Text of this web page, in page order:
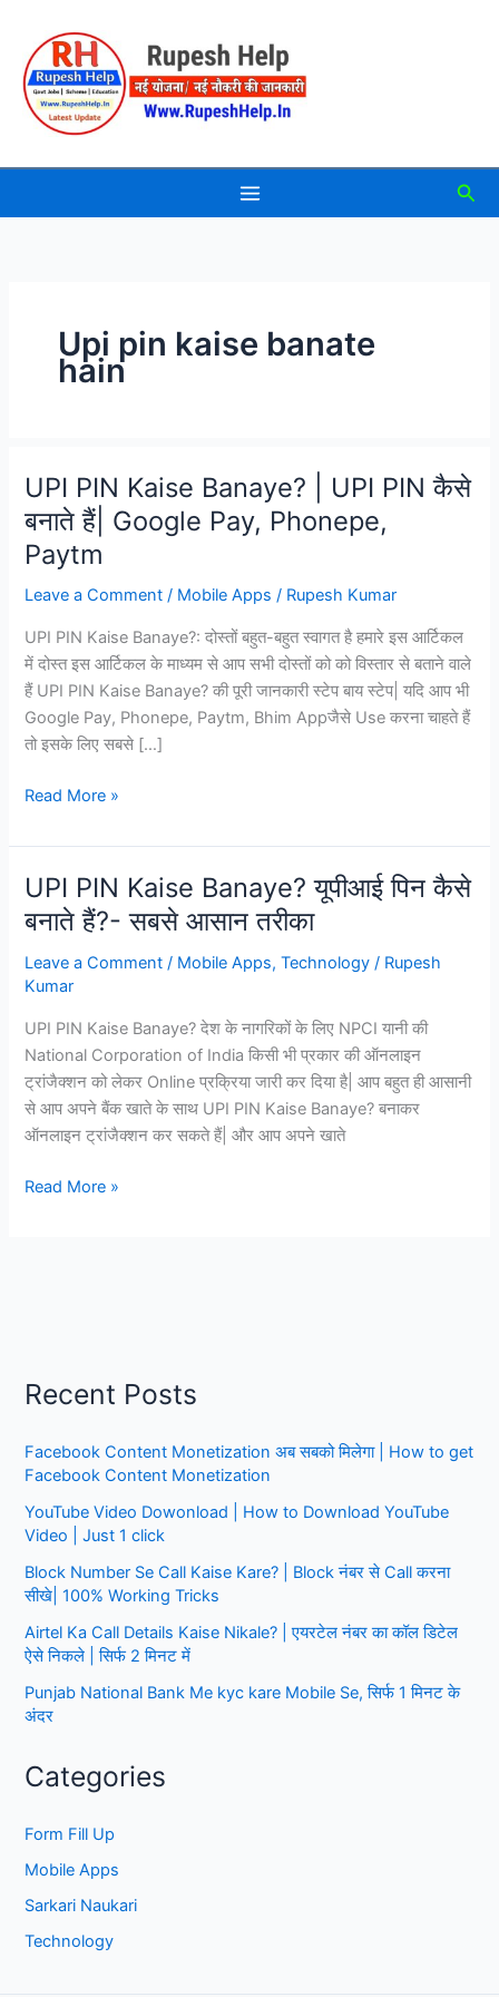
content
Upi pin kaise banate
hain
UPI PIN Kaise Banaye? | UPI PIN कैसे
बनाते हैं| Google Pay, Phonepe,
Paytm
Leave a Comment / Mobile Apps / Rupesh Kumar
UPI PIN Kaise Banaye?: दोस्तों बहुत-बहुत स्वागत है हमारे इस आर्टिकल
में दोस्त इस आर्टिकल के माध्यम से आप सभी दोस्तों को को विस्तार से बताने वाले
हैं UPI PIN Kaise Banaye? की पूरी जानकारी स्टेप बाय स्टेप| यदि आप भी
Google Pay, Phonepe, Paytm, Bhim Appजैसे Use करना चाहते हैं
तो इसके लिए सबसे […]
UPI
Kaise
Banaye?
|
UPI
PIN
कैसे
हैं|
Google
Pay,
Phonepe,
Paytm
Read More »
UPI PIN Kaise Banaye? यूपीआई पिन कैसे
बनाते हैं?- सबसे आसान तरीका
Leave a Comment / Mobile Apps,Technology / Rupesh
Kumar
UPI PIN Kaise Banaye? देश के नागरिकों के लिए NPCI यानी की
National Corporation of India किसी भी प्रकार की ऑनलाइन
ट्रांजैक्शन को लेकर Online प्रक्रिया जारी कर दिया है| आप बहुत ही आसानी
से आप अपने बैंक खाते के साथ UPI PIN Kaise Banaye? बनाकर
ऑनलाइन ट्रांजैक्शन कर सकते हैं| और आप अपने खाते
UPI
हैं?
सबसे
आसान
तरीका
Read More »
Recent Posts
Facebook Content Monetization अब सबको मिलेगा | How to get
Facebook Content Monetization
YouTube Video Dowonload | How to Download YouTube
Video | Just 1 click
Block Number Se Call Kaise Kare? | Block नंबर से Call करना
सीखे| 100% Working Tricks
Airtel Ka Call Details Kaise Nikale? | एयरटेल नंबर का कॉल डिटेल
ऐसे निकले | सिर्फ 2 मिनट में
Punjab National Bank Me kyc kare Mobile Se, सिर्फ 1 मिनट के
अंदर
Categories
Form Fill Up
Mobile Apps
Sarkari Naukari
Technology